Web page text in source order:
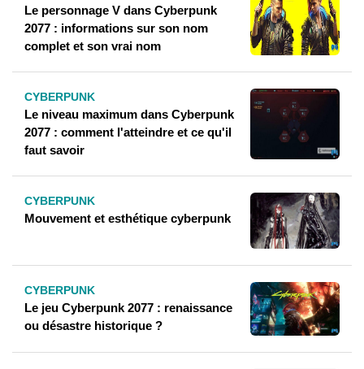
Le personnage V dans Cyberpunk
2077 : informations sur son nom
complet et son vrai nom
CYBERPUNK
Le niveau maximum dans Cyberpunk
2077 : comment l'atteindre et ce qu'il
faut savoir
CYBERPUNK
Mouvement et esthétique cyberpunk
CYBERPUNK
Le jeu Cyberpunk 2077 : renaissance
ou désastre historique ?